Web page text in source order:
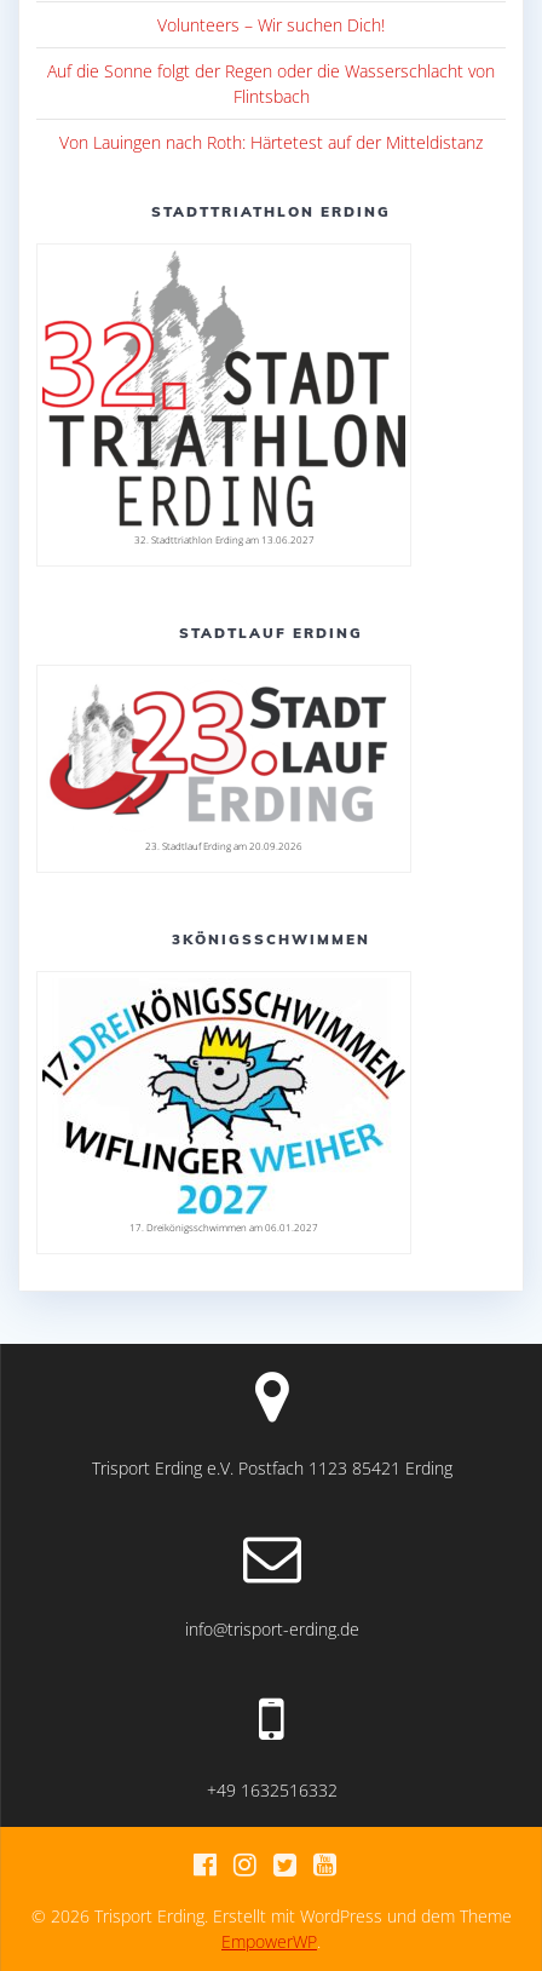
Volunteers – Wir suchen Dich!
Auf die Sonne folgt der Regen oder die Wasserschlacht von
Flintsbach
Von Lauingen nach Roth: Härtetest auf der Mitteldistanz
STADTTRIATHLON ERDING
32. Stadttriathlon Erding am 13.06.2027
STADTLAUF ERDING
23. Stadtlauf Erding am 20.09.2026
3KÖNIGSSCHWIMMEN
17. Dreikönigsschwimmen am 06.01.2027
Trisport Erding e.V. Postfach 1123 85421 Erding
info@trisport-erding.de
+49 1632516332
© 2026 Trisport Erding. Erstellt mit WordPress und dem Theme
EmpowerWP.